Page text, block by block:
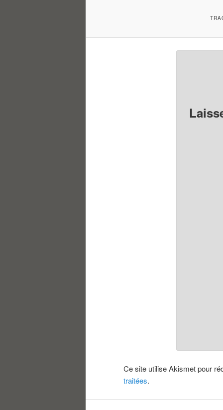
Ce site utilise Akismet pour
traitées.